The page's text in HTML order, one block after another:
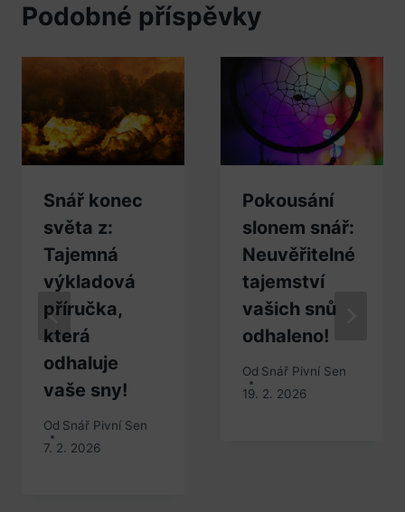
Podobné příspěvky
Snář konec
světa z:
Tajemná
výkladová
příručka,
která
odhaluje
vaše sny!
Od Snář Pivní Sen
7. 2. 2026
Pokousání
slonem snář:
Neuvěřitelné
tajemství
vašich snů
odhaleno!
Od Snář Pivní Sen
19. 2. 2026